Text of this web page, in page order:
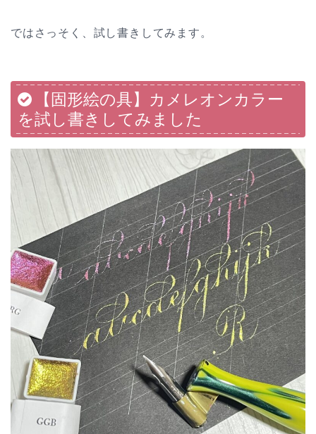
ではさっそく、試し書きしてみます。
【固形絵の具】カメレオンカラー
を試し書きしてみました